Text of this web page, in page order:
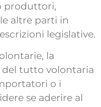
produttori,
altre parti in
legislative.
la
tutto volontaria
o i
se aderire al